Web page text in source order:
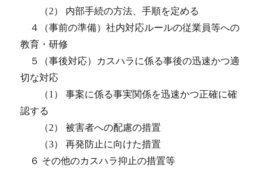
（2） 内部手続の方法、手順を定める
４（事前の準備）社内対応ルールの従業員等への
教育・研修
５（事後対応）カスハラに係る事後の迅速かつ適
切な対応
（1） 事案に係る事実関係を迅速かつ正確に確
認する
（2） 被害者への配慮の措置
（3） 再発防止に向けた措置
６ その他のカスハラ抑止の措置等